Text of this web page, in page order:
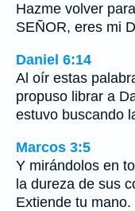
Hazme volver
SEÑOR, eres mi
Daniel 6:14
Al oír estas
propuso librar a
estuvo buscando
Marcos 3:5
Y mirándolos en
la dureza de sus
Extiende tu